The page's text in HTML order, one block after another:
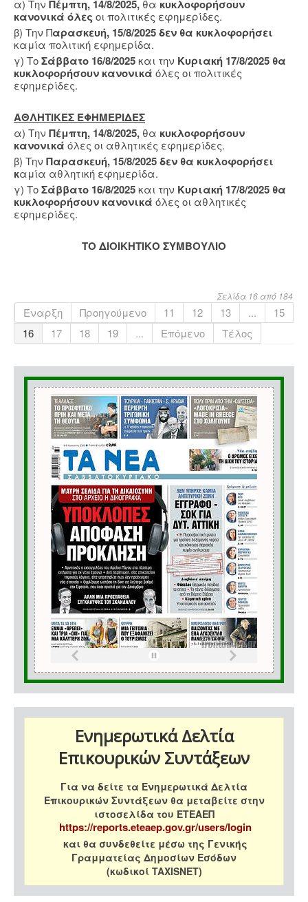
α) Την Πέμπτη, 14/8/2025, θα κυκλοφορήσουν
κανονικά όλες οι πολιτικές εφημερίδες.
β) Την Παρασκευή, 15/8/2025δεν θα κυκλοφορήσει
καμία πολιτική εφημερίδα.
γ) ΤοΣάββατο 16/8/2025και την Κυριακή 17/8/2025 θα
κυκλοφορήσουν κανονικά όλες οι πολιτικές
εφημερίδες.
ΑΘΛΗΤΙΚΕΣ ΕΦΗΜΕΡΙΔΕΣ
α) Την Πέμπτη, 14/8/2025, θα κυκλοφορήσουν
κανονικά όλες οι αθλητικές εφημερίδες.
β) Την Παρασκευή, 15/8/2025δεν θα κυκλοφορήσει
καμία αθλητική εφημερίδα.
γ) ΤοΣάββατο 16/8/2025και την Κυριακή 17/8/2025 θα
κυκλοφορήσουν κανονικά όλες οι αθλητικές
εφημερίδες.
ΤΟ ΔΙΟΙΚΗΤΙΚΟ ΣΥΜΒΟΥΛΙΟ
Σελίδα 16 από 184
Έναρξη Προηγούμενο 11 12 13 ...
15
16
17 18 19 ... Επόμενο Τέλος
Ενημερωτικά Δελτία
Επικουρικών Συντάξεων
Για να δείτε τα Ενημερωτικά Δελτία
Επικουρικών Συντάξεων θα μεταβείτε στην
ιστοσελίδα του ΕΤΕΑΕΠ
https://reports.eteaep.gov.gr/users/login
και θα συνδεθείτε μέσω της Γενικής
Γραμματείας Δημοσίων Εσόδων
(κωδικοί TAXISNET)